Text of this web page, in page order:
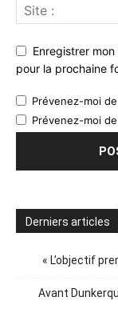
Enregistrer
pour la prochaine
Prévenez-moi
Prévenez-moi
Derniers articles
« L’objectif
Avant